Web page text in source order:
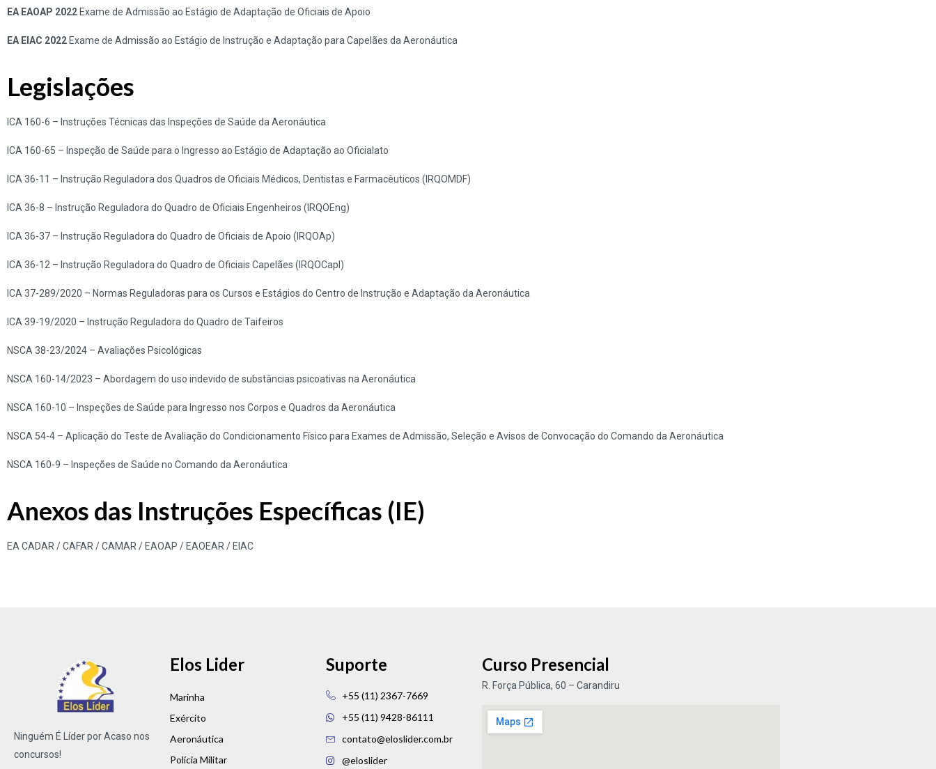
EA EAOAP 2022 Exame de Admissão ao Estágio de Adaptação de Oficiais de Apoio
EA EIAC 2022 Exame de Admissão ao Estágio de Instrução e Adaptação para Capelães da Aeronáutica
Legislações
ICA 160-6 – Instruções Técnicas das Inspeções de Saúde da Aeronáutica
ICA 160-65 – Inspeção de Saúde para o Ingresso ao Estágio de Adaptação ao Oficialato
ICA 36-11 – Instrução Reguladora dos Quadros de Oficiais Médicos, Dentistas e Farmacêuticos (IRQOMDF)
ICA 36-8 – Instrução Reguladora do Quadro de Oficiais Engenheiros (IRQOEng)
ICA 36-37 – Instrução Reguladora do Quadro de Oficiais de Apoio (IRQOAp)
ICA 36-12 – Instrução Reguladora do Quadro de Oficiais Capelães (IRQOCapl)
ICA 37-289/2020 – Normas Reguladoras para os Cursos e Estágios do Centro de Instrução e Adaptação da Aeronáutica
ICA 39-19/2020 – Instrução Reguladora do Quadro de Taifeiros
NSCA 38-23/2024 – Avaliações Psicológicas
NSCA 160-14/2023 – Abordagem do uso indevido de substâncias psicoativas na Aeronáutica
NSCA 160-10 – Inspeções de Saúde para Ingresso nos Corpos e Quadros da Aeronáutica
NSCA 54-4 – Aplicação do Teste de Avaliação do Condicionamento Físico para Exames de Admissão, Seleção e Avisos de Convocação do Comando da Aeronáutica
NSCA 160-9 – Inspeções de Saúde no Comando da Aeronáutica
Anexos das Instruções Específicas (IE)
EA CADAR / CAFAR / CAMAR / EAOAP / EAOEAR / EIAC
Ninguém É Líder por Acaso nos
concursos!
Elos Lider
Marinha
Exército
Aeronáutica
Polícia Militar
Suporte
+55 (11) 2367-7669
+55 (11) 9428-86111
contato@eloslider.com.br
@eloslider
Curso Presencial
R. Força Pública, 60 – Carandiru